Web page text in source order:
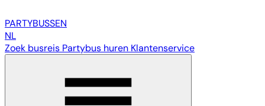
PARTYBUSSEN
NL
Zoek busreis Partybus huren Klantenservice